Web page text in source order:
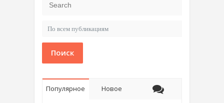
Поиск
Популярное Новое